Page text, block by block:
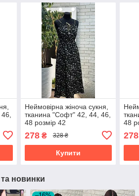
Неймовірна жіноча сукня,
тканина "Софт" 42, 44, 46,
48 розмір 42
278₴ 328 ₴
Купити
48
278
та новинки